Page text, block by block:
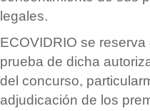
legales.
ECOVIDRIO se
prueba de dicha
del concurso,
adjudicación de los